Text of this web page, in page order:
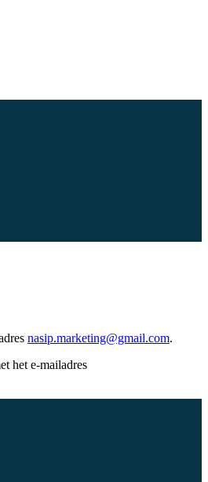
nasip.marketing@gmail.com.
het e-mailadres